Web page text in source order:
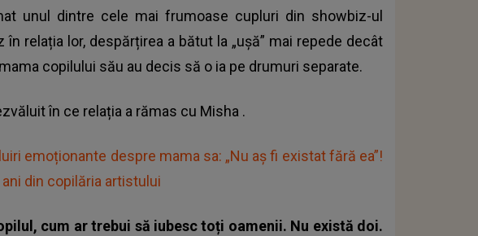
unul dintre cele mai frumoase cupluri din showbiz-ul
relația lor, despărțirea a bătut la „ușă” mai repede decât
copilului său au decis să o ia pe drumuri separate.
în ce relația a rămas cu Misha.
emoționante despre mama sa: „Nu aș fi existat fără ea”!
din copilăria artistului
cum ar trebui să iubesc toți oamenii. Nu există doi.